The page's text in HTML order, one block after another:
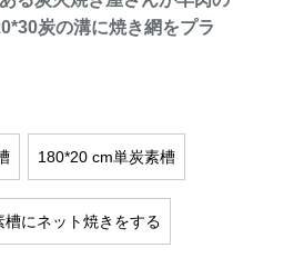
炭の溝に焼き網をプラ
180*20 cm単炭素槽
槽にネット焼きをする